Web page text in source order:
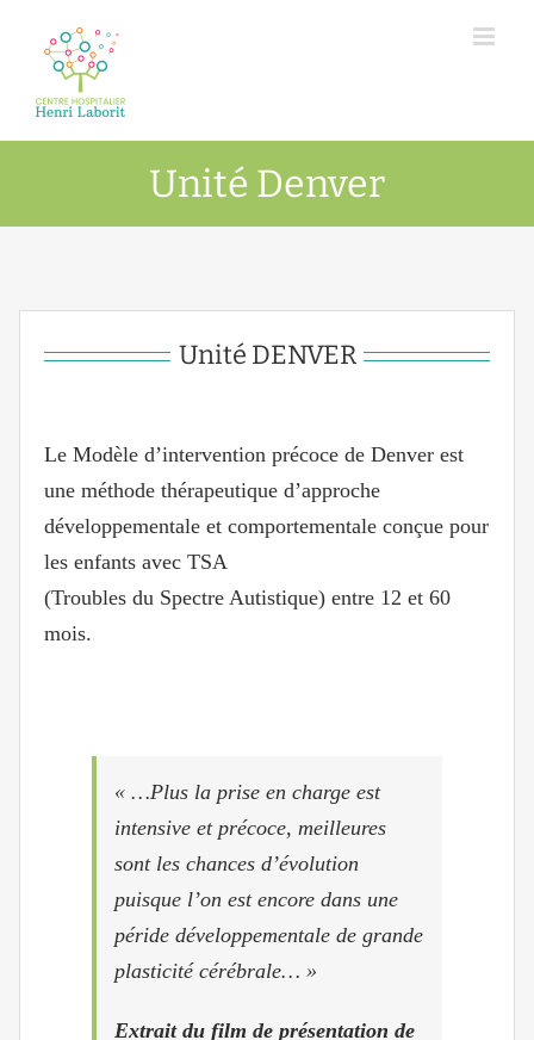
Unité Denver
Unité DENVER
Le Modèle d’intervention précoce de Denver est
une méthode thérapeutique d’approche
développementale et comportementale conçue pour
les enfants avec TSA
(Troubles du Spectre Autistique) entre 12 et 60
mois.
« …Plus la prise en charge est
intensive et précoce, meilleures
sont les chances d’évolution
puisque l’on est encore dans une
péride développementale de grande
plasticité cérébrale… »
Extrait du film de présentation de